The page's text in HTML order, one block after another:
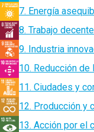
7. Energía
8. Trabajo
9. Industria
10. Reducción
11. Ciudades y
12. Producción y
13. Acción por el